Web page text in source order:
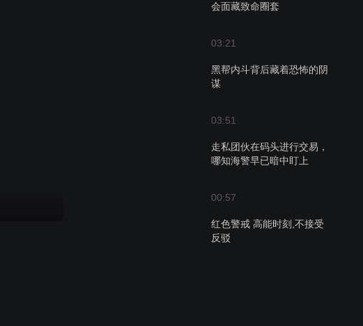
会面藏致命圈套
03:21
黑帮内斗背后藏着恐怖的阴
谋
03:51
走私团伙在码头进行交易，
哪知海警早已暗中盯上
00:57
红色警戒 高能时刻,不接受
反驳